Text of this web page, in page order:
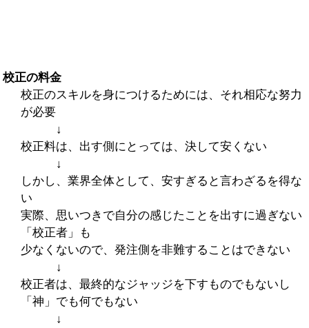
校正の料金
校正のスキルを身につけるためには、それ相応な努力
が必要
↓
校正料は、出す側にとっては、決して安くない
↓
しかし、業界全体として、安すぎると言わざるを得な
い
実際、思いつきで自分の感じたことを出すに過ぎない
「校正者」も
少なくないので、発注側を非難することはできない
↓
校正者は、最終的なジャッジを下すものでもないし
「神」でも何でもない
↓